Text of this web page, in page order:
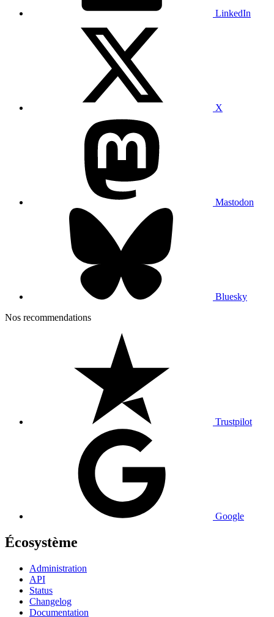
LinkedIn
X
Mastodon
Bluesky
Nos recommendations
Trustpilot
Google
Écosystème
Administration
API
Status
Changelog
Documentation